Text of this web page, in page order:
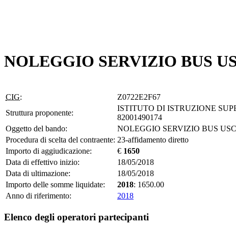
NOLEGGIO SERVIZIO BUS
CIG:
Z0722E2F67
Struttura proponente:
ISTITUTO DI ISTRUZIONE
82001490174
Oggetto del bando:
NOLEGGIO SERVIZIO BUS
Procedura di scelta del contraente: 23-affidamento diretto
Importo di aggiudicazione:
€ 1650
Data di effettivo inizio:
18/05/2018
Data di ultimazione:
18/05/2018
Importo delle somme liquidate:
2018: 1650.00
Anno di riferimento:
2018
Elenco degli operatori partecipanti